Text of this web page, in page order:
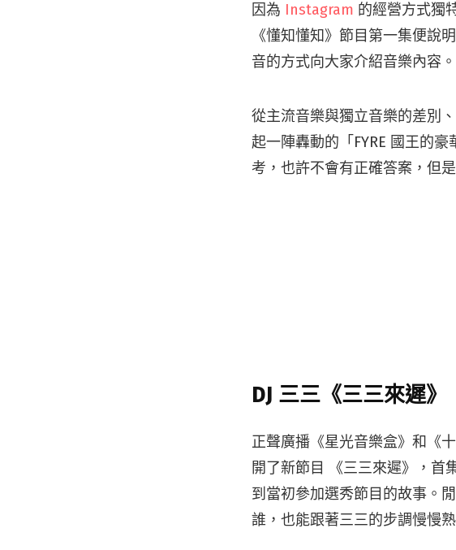
因為 Instagram 的經營方式獨
《懂知懂知》節目第一集便說
音的方式向大家介紹音樂內容。
從主流音樂與獨立音樂的差別
起一陣轟動的「FYRE 國王的
考，也許不會有正確答案，但
DJ 三三《三三來遲》
正聲廣播《星光音樂盒》和《
開了新節目 《三三來遲》，首
到當初參加選秀節目的故事。
誰，也能跟著三三的步調慢慢